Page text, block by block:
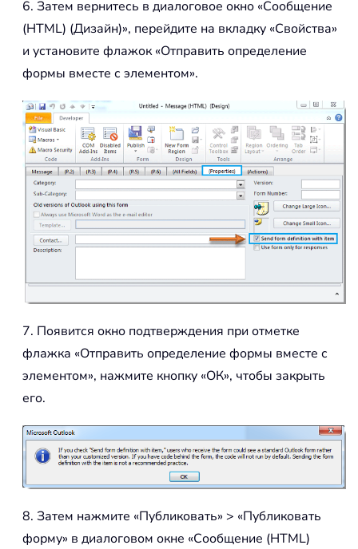
6. Затем вернитесь в диалоговое окно «Сообщение
(HTML) (Дизайн)», перейдите на вкладку «Свойства»
и установите флажок «Отправить определение
формы вместе с элементом».
7. Появится окно подтверждения при отметке
флажка «Отправить определение формы вместе с
элементом», нажмите кнопку «ОК», чтобы закрыть
его.
8. Затем нажмите «Публиковать» > «Публиковать
форму» в диалоговом окне «Сообщение (HTML)